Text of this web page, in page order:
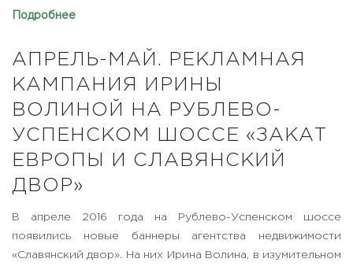
Подробнее
АПРЕЛЬ-МАЙ. РЕКЛАМНАЯ
КАМПАНИЯ ИРИНЫ
ВОЛИНОЙ НА РУБЛЕВО-
УСПЕНСКОМ ШОССЕ «ЗАКАТ
ЕВРОПЫ И СЛАВЯНСКИЙ
ДВОР»
В апреле 2016 года на Рублево-Успенском шоссе
появились новые баннеры агентства недвижимости
«Славянский двор». На них Ирина Волина, в изумительном